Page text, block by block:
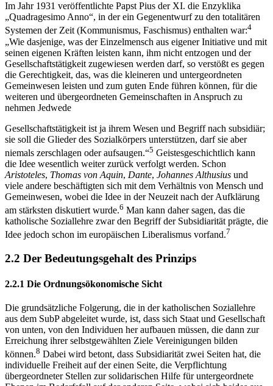
Im Jahr 1931 veröffentlichte Papst Pius der XI. die Enzyklika
„Quadragesimo Anno“, in der ein Gegenentwurf zu den totalitären
Systemen der Zeit (Kommunismus, Faschismus) enthalten war:4
„Wie dasjenige, was der Einzelmensch aus eigener Initiative und mit
seinen eigenen Kräften leisten kann, ihm nicht entzogen und der
Gesellschaftstätigkeit zugewiesen werden darf, so verstößt es gegen
die Gerechtigkeit, das, was die kleineren und untergeordneten
Gemeinwesen leisten und zum guten Ende führen können, für die
weiteren und übergeordneten Gemeinschaften in Anspruch zu
nehmen Jedwede
Gesellschaftstätigkeit ist ja ihrem Wesen und Begriff nach subsidiär;
sie soll die Glieder des Sozialkörpers unterstützen, darf sie aber
niemals zerschlagen oder aufsaugen.“5 Geistesgeschichtlich kann
die Idee wesentlich weiter zurück verfolgt werden. Schon
Aristoteles, Thomas von Aquin, Dante, Johannes Althusius und
viele andere beschäftigten sich mit dem Verhältnis von Mensch und
Gemeinwesen, wobei die Idee in der Neuzeit nach der Aufklärung
am stärksten diskutiert wurde.6 Man kann daher sagen, das die
katholische Soziallehre zwar den Begriff der Subsidiarität prägte, die
Idee jedoch schon im europäischen Liberalismus vorfand.7
2.2 Der Bedeutungsgehalt des Prinzips
2.2.1 Die Ordnungsökonomische Sicht
Die grundsätzliche Folgerung, die in der katholischen Soziallehre
aus dem SubP abgeleitet wurde, ist, dass sich Staat und Gesellschaft
von unten, von den Individuen her aufbauen müssen, die dann zur
Erreichung ihrer selbstgewählten Ziele Vereinigungen bilden
können.8 Dabei wird betont, dass Subsidiarität zwei Seiten hat, die
individuelle Freiheit auf der einen Seite, die Verpflichtung
übergeordneter Stellen zur solidarischen Hilfe für untergeordnete